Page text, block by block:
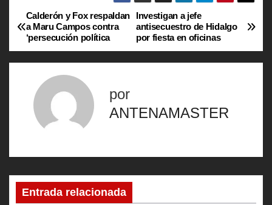
N
a
c
Investigan a jefe
antisecuestro de Hidalgo
por fiesta en oficinas
Calderón y Fox respaldan
a Maru Campos contra
‘persecución política
por
ANTENAMASTER
Entrada relacionada